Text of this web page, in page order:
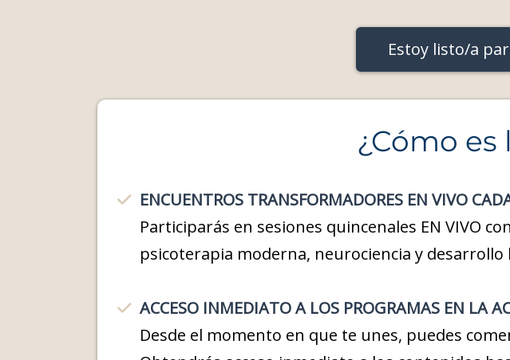
Estoy listo/a
¿Cómo es
ENCUENTROS TRANSFORMADORES EN VIVO
Participarás en sesiones quincenales EN VIVO
psicoterapia moderna, neurociencia y
ACCESO INMEDIATO A LOS PROGRAMAS EN LA
Desde el momento en que te unes, puedes